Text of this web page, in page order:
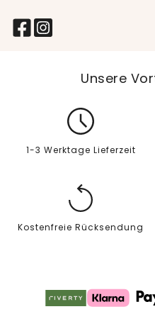
Unsere
1-3 Werktage Lieferzeit
Kostenfreie Rücksendung